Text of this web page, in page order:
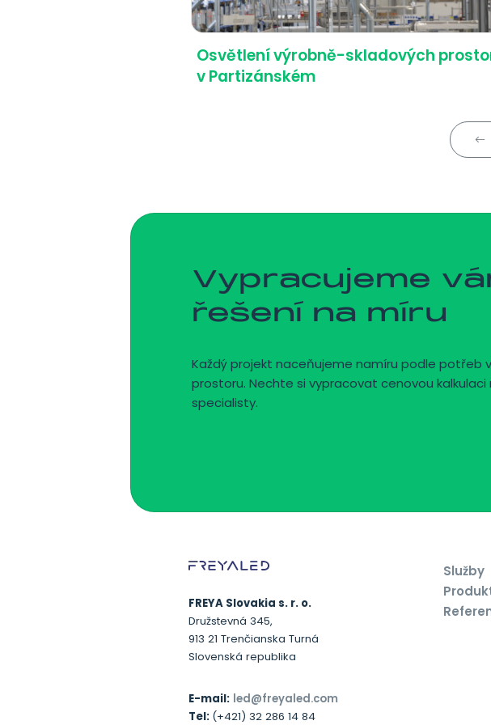
Osvětlení výrobně-skladových
v Partizánském
Vypracujeme
řešení na míru
Každý projekt naceňujeme namíru podle potřeb
prostoru. Nechte si vypracovat cenovou kalkulaci
specialisty.
FREYA Slovakia s. r. o.
Družstevná 345,
913 21 Trenčianska Turná
Slovenská republika
E-mail: led@freyaled.com
Tel: (+421) 32 286 14 84
Služby